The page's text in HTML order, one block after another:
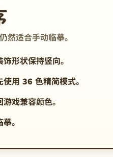
然适合手动临摹。
形状保持竖向。
用 36 色精简模式。
戏兼容颜色。
。